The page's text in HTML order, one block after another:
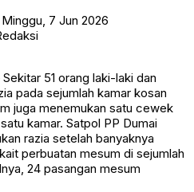
7 Jun 2026
51 orang laki-laki dan
pada sejumlah kamar kosan
juga menemukan satu cewek
kamar. Satpol PP Dumai
razia setelah banyaknya
perbuatan mesum di sejumlah
24 pasangan mesum